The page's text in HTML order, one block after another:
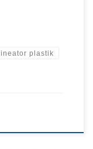
plastik